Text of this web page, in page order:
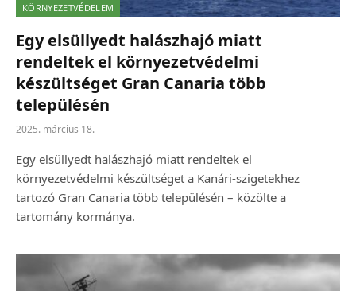
KÖRNYEZETVÉDELEM
Egy elsüllyedt halászhajó miatt
rendeltek el környezetvédelmi
készültséget Gran Canaria több
településén
2025. március 18.
Egy elsüllyedt halászhajó miatt rendeltek el
környezetvédelmi készültséget a Kanári-szigetekhez
tartozó Gran Canaria több településén – közölte a
tartomány kormánya.